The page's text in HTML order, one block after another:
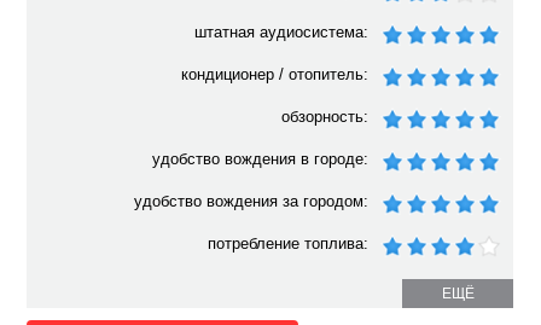
штатная аудиосистема:
кондиционер / отопитель:
обзорность:
удобство вождения в городе:
удобство вождения за городом:
потребление топлива:
ЕЩЁ